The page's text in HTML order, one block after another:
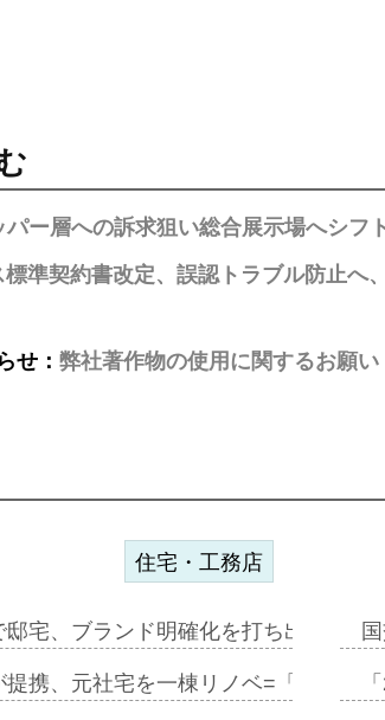
パー層への訴求狙い総合展示場へシフ
準契約書改定、誤認トラブル防止へ
せ： 弊社著作物の使用に関するお願い
住宅・工務店
邸宅、ブランド明確化を打ち出す=年
提携、元社宅を一棟リノベ=「職住遊